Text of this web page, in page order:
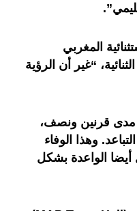
من الصداقة الاستثنائية المغربي
“غير أن الرؤية
مدى قرنين ونصف،
وهذا الوفاء
الواعدة بشكل